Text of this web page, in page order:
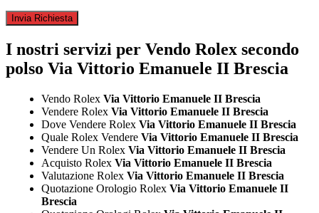
I nostri servizi per Vendo Rolex secondo
polso Via Vittorio Emanuele II Brescia
Vendo Rolex Via Vittorio Emanuele II Brescia
Vendere Rolex Via Vittorio Emanuele II Brescia
Dove Vendere Rolex Via Vittorio Emanuele II Brescia
Quale Rolex Vendere Via Vittorio Emanuele II Brescia
Vendere Un Rolex Via Vittorio Emanuele II Brescia
Acquisto Rolex Via Vittorio Emanuele II Brescia
Valutazione Rolex Via Vittorio Emanuele II Brescia
Quotazione Orologio Rolex Via Vittorio Emanuele II
Brescia